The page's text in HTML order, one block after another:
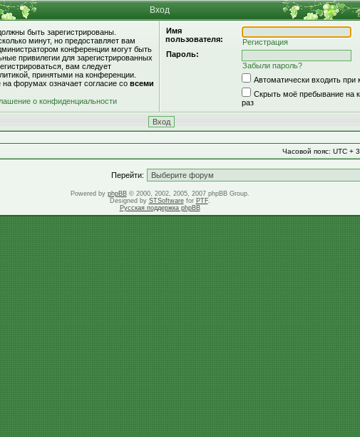
Вход
быть зарегистрированы.
минут, но предоставляет вам
конференции могут быть
привилегии для зарегистрированных
вам следует
принятыми на конференции.
форумах означает согласие со всеми
о конфиденциальности
Имя
пользователя:
Регистрация
Пароль:
Забыли пароль?
Автоматически входить
Скрыть моё пребывание на
раз
Часовой пояс: UTC +
Перейти:
Powered by phpBB© 2000, 2002, 2005, 2007 phpBB Group.
Designed by STSoftwarefor PTF.
Русская поддержка phpBB